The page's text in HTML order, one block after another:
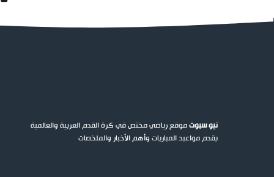
نيو سبوتموقع رياضي مختص في كرة القدم العربية والعالمية
يقدم مواعيد المباريات وأهم الأخبار والملخصات